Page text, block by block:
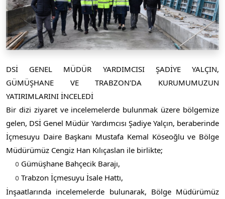
DSİ GENEL MÜDÜR YARDIMCISI ŞADİYE YALÇIN,
GÜMÜŞHANE VE TRABZON'DA KURUMUMUZUN
YATIRIMLARINI İNCELEDİ
Bir dizi ziyaret ve incelemelerde bulunmak üzere bölgemize
gelen, DSİ Genel Müdür Yardımcısı Şadiye Yalçın, beraberinde
İçmesuyu Daire Başkanı Mustafa Kemal Köseoğlu ve Bölge
Müdürümüz Cengiz Han Kılıçaslan ile birlikte;
o Gümüşhane Bahçecik Barajı,
o Trabzon İçmesuyu İsale Hattı,
İnşaatlarında incelemelerde bulunarak, Bölge Müdürümüz